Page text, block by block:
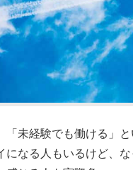
「未経験でも働ける」
になる人もいるけど、